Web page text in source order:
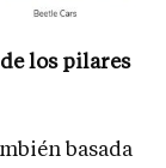
los pilares
basada